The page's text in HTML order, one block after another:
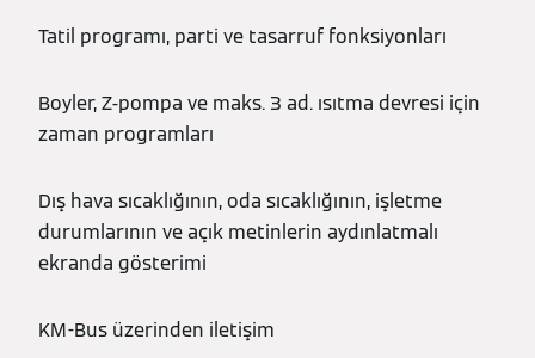
Tatil programı, parti ve tasarruf fonksiyonları
Boyler, Z-pompa ve maks. 3 ad. ısıtma devresi için
zaman programları
Dış hava sıcaklığının, oda sıcaklığının, işletme
durumlarının ve açık metinlerin aydınlatmalı
ekranda gösterimi
KM-Bus üzerinden iletişim